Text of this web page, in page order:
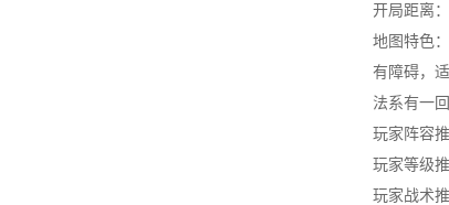
开局距离
地图特色：
有障碍，
法系有一
玩家阵容
玩家等级
玩家战术